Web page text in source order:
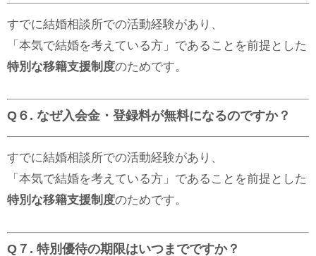
すでに結婚相談所での活動経験があり、
「本気で結婚を考えている方」であることを前提とした
特別な移籍支援制度のためです。
Q６. なぜ入会金・登録料が無料になるのですか？
すでに結婚相談所での活動経験があり、
「本気で結婚を考えている方」であることを前提とした
特別な移籍支援制度のためです。
Q７. 特別優待の期限はいつまでですか？